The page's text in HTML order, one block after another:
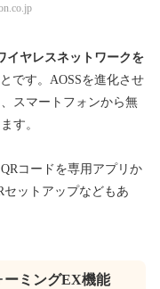
イヤレスネットワークを
です。AOSSを進化させ
スマートフォンから無
す。
コードを専用アプリか
セットアップなどもあ
ーミングEX機能